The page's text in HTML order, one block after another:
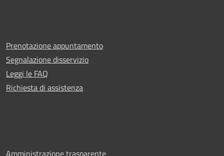
Prenotazione appuntamento
Segnalazione disservizio
Leggi le FAQ
Richiesta di assistenza
Amministrazione trasparente